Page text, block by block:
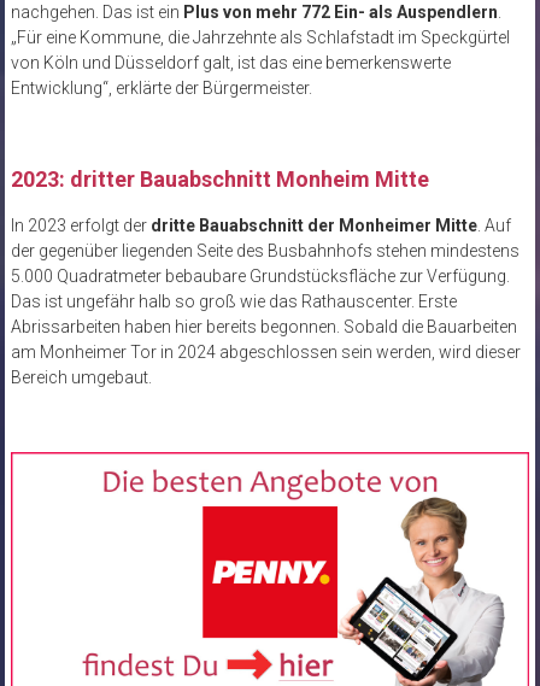
nachgehen. Das ist ein Plus von mehr 772 Ein- als Auspendlern.
„Für eine Kommune, die Jahrzehnte als Schlafstadt im Speckgürtel
von Köln und Düsseldorf galt, ist das eine bemerkenswerte
Entwicklung“, erklärte der Bürgermeister.
2023: dritter Bauabschnitt Monheim Mitte
In 2023 erfolgt der dritte Bauabschnitt der Monheimer Mitte. Auf
der gegenüber liegenden Seite des Busbahnhofs stehen mindestens
5.000 Quadratmeter bebaubare Grundstücksfläche zur Verfügung.
Das ist ungefähr halb so groß wie das Rathauscenter. Erste
Abrissarbeiten haben hier bereits begonnen. Sobald die Bauarbeiten
am Monheimer Tor in 2024 abgeschlossen sein werden, wird dieser
Bereich umgebaut.